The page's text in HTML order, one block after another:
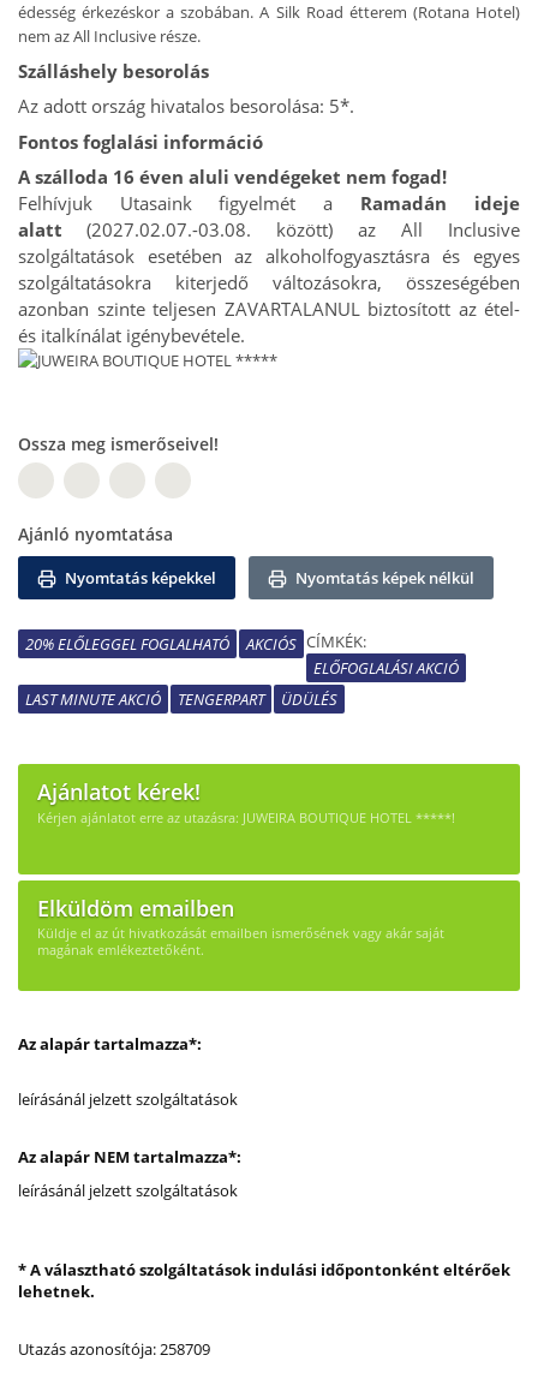
édesség érkezéskor a szobában. A Silk Road étterem (Rotana Hotel)
nem az All Inclusive része.
Szálláshely besorolás
Az adott ország hivatalos besorolása: 5*.
Fontos foglalási információ
A szálloda 16 éven aluli vendégeket nem fogad!
Felhívjuk Utasaink figyelmét a Ramadán ideje
alatt (2027.02.07.-03.08. között) az All Inclusive
szolgáltatások esetében az alkoholfogyasztásra és egyes
szolgáltatásokra kiterjedő változásokra, összeségében
azonban szinte teljesen ZAVARTALANUL biztosított az étel-
és italkínálat igénybevétele.
Ossza meg ismerőseivel!
Ajánló nyomtatása
Nyomtatás képekkel Nyomtatás képek nélkül
CÍMKÉK:
20% ELŐLEGGEL FOGLALHATÓ
AKCIÓS
ELŐFOGLALÁSI AKCIÓ
LAST MINUTE AKCIÓ
TENGERPART ÜDÜLÉS
Ajánlatot kérek!
Kérjen ajánlatot erre az utazásra: JUWEIRA BOUTIQUE HOTEL *****!
Elküldöm emailben
Küldje el az út hivatkozását emailben ismerősének vagy akár saját
magának emlékeztetőként.
Az alapár tartalmazza*:
leírásánál jelzett szolgáltatások
Az alapár NEM tartalmazza*:
leírásánál jelzett szolgáltatások
* A választható szolgáltatások indulási időpontonként eltérőek
lehetnek.
Utazás azonosítója: 258709